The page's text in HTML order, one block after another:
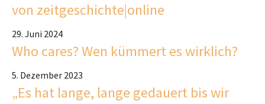
von zeitgeschichte|online
29. Juni 2024
Who cares? Wen kümmert es wirklich?
5. Dezember 2023
„Es hat lange, lange gedauert bis wir